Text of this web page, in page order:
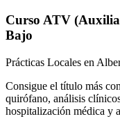
Curso ATV
Bajo
Prácticas Locales en
Consigue el título más
quirófano, análisis
hospitalización médica y